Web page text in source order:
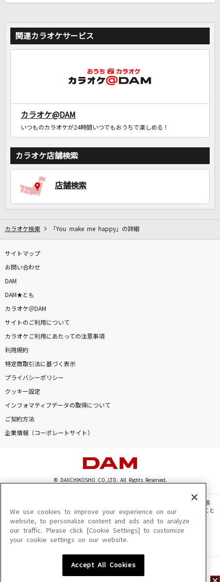
関連カラオケサービス
カラオケ@DAM
いつものカラオケが24時間いつでもおうちで楽しめる！
カラオケ店舗検索
店舗検索
カラオケ検索 「You make me happy」の詳細
サイトマップ
お問い合わせ
DAM
DAM★とも
カラオケ＠DAM
サイトのご利用について
カラオケご利用にあたっての注意事項
利用規約
特定商取引法に基づく表示
プライバシーポリシー
クッキー設定
インフォマティブデータの取得について
ご契約方法
企業情報（コーポレートサイト）
© DAIICHIKOSHO CO.,LTD. All Rights Reserved.
このサイトに掲載されている一切の文章・画像・写真・動画・音声等を、手段や形態
を問わず、著作権法の定める範囲を超えて無断で複製、転載、ファイル化などすること
を禁じます。
楽曲及びコンテンツは、機種によりご利用いただけない場合があります。
楽曲及びコンテンツの配信日、配信内容が変更になる場合があります。
We use cookies to improve your experience on our
website, to personalize content and ads and to analyze
our traffic. Please click [Cookie Settings] to customize
your cookie settings on our website.
Accept All Cookies